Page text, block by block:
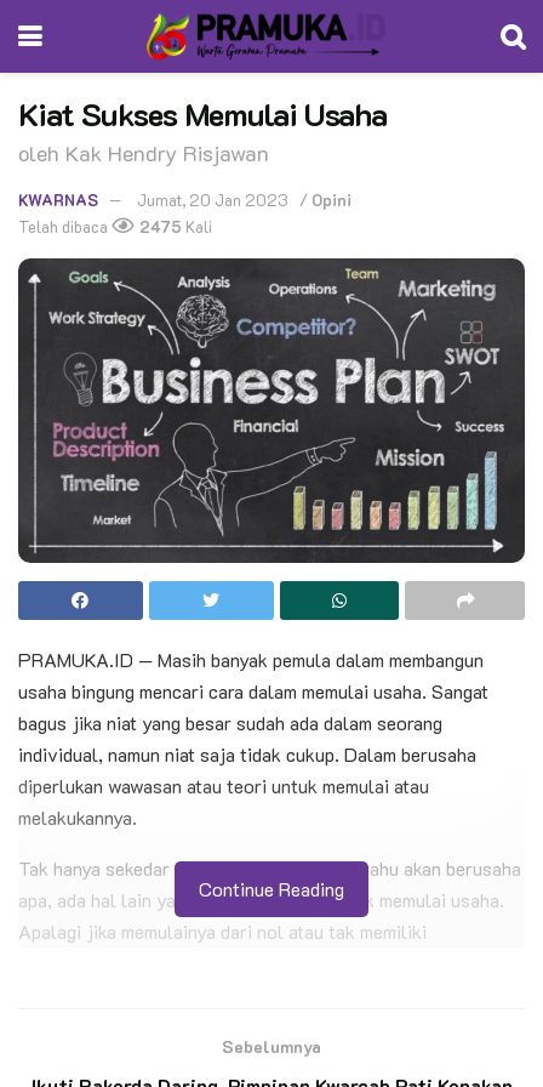
Kiat Sukses Memulai Usaha
oleh Kak Hendry Risjawan
KWARNAS Jumat, 20 Jan 2023 / Opini
Telah dibaca
2475 Kali
PRAMUKA.ID — Masih banyak pemula dalam membangun
usaha bingung mencari cara dalam memulai usaha. Sangat
bagus jika niat yang besar sudah ada dalam seorang
individual, namun niat saja tidak cukup. Dalam berusaha
diperlukan wawasan atau teori untuk memulai atau
melakukannya.
Tak hanya sekedar menyiapkan modal dan tahu akan berusaha
apa, ada hal lain yang perlu disiapkan untuk memulai usaha.
Apalagi jika memulainya dari nol atau tak memiliki
Continue Reading
Sebelumnya